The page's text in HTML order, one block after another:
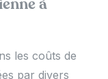
à
les coûts de
par divers